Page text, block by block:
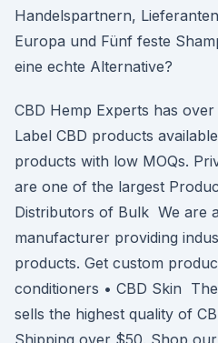
Handelspartnern,
Europa und Fünf feste
eine echte Alternative?
CBD Hemp Experts has
Label CBD products
products with low MOQs.
are one of the largest
Distributors of Bulk We are
manufacturer providing
products. Get custom
conditioners • CBD Skin
sells the highest quality of
Shipping over $50. Shop